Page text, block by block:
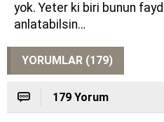
yok. Yeter ki biri bunun
anlatabilsin…
YORUMLAR (179)
179 Yorum